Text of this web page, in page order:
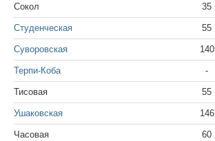
Сокол 35
Студенческая 55
Суворовская 140
Терпи-Коба -
Тисовая 55
Ушаковская 146
Часовая 60